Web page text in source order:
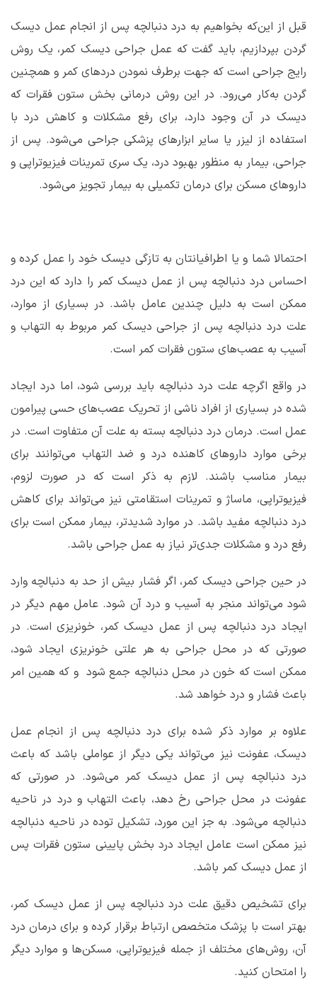
قبل از این‌که بخواهیم به درد دنبالچه پس از انجام عمل دیسک
گردن بپردازیم، باید گفت که عمل جراحی دیسک کمر، یک روش
رایج جراحی است که جهت برطرف نمودن دردهای کمر و همچنین
گردن به‌کار می‌رود. در این روش درمانی بخش ستون فقرات که
دیسک در آن وجود دارد، برای رفع مشکلات و کاهش درد با
استفاده از لیزر یا سایر ابزارهای پزشکی جراحی می‌شود. پس از
جراحی، بیمار به منظور بهبود درد، یک سری تمرینات فیزیوتراپی و
داروهای مسکن برای درمان تکمیلی به بیمار تجویز می‌شود.
احتمالا شما و یا اطرافیانتان به تازگی دیسک خود را عمل کرده و
احساس درد دنبالچه پس از عمل دیسک کمر را دارد که این درد
ممکن است به دلیل چندین عامل باشد. در بسیاری از موارد،
علت درد دنبالچه پس از جراحی دیسک کمر مربوط به التهاب و
آسیب به عصب‌های ستون فقرات کمر است.
در واقع اگرچه علت درد دنبالچه باید بررسی شود، اما درد ایجاد
شده در بسیاری از افراد ناشی از تحریک‌ عصب‌های حسی پیرامون
عمل است. درمان درد دنبالچه بسته به علت آن متفاوت است. در
برخی موارد داروهای کاهنده درد و ضد التهاب می‌توانند برای
بیمار مناسب باشند. لازم به ذکر است که در صورت لزوم،
فیزیوتراپی، ماساژ و تمرینات استقامتی نیز می‌تواند برای کاهش
درد دنبالچه مفید باشد. در موارد شدیدتر، بیمار ممکن است برای
رفع درد و مشکلات جدی‌تر نیاز به عمل جراحی باشد.
در حین جراحی دیسک کمر، اگر فشار بیش از حد به دنبالچه وارد
شود می‌تواند منجر به آسیب و درد آن شود. عامل مهم دیگر در
ایجاد درد دنبالچه پس از عمل دیسک کمر، خونریزی است. در
صورتی که در محل جراحی به هر علتی خونریزی ایجاد شود،
ممکن است که خون در محل دنبالچه جمع شود و که همین امر
باعث فشار و درد خواهد شد.
علاوه بر موارد ذکر شده برای درد دنبالچه پس از انجام عمل
دیسک، عفونت نیز می‌تواند یکی دیگر از عواملی باشد که باعث
درد دنبالچه پس از عمل دیسک کمر می‌شود. در صورتی که
عفونت در محل جراحی رخ دهد، باعث التهاب و درد در ناحیه
دنبالچه می‌شود. به جز این مورد، تشکیل توده در ناحیه دنبالچه
نیز ممکن است عامل ایجاد درد بخش پایینی ستون فقرات پس
از عمل دیسک کمر باشد.
برای تشخیص دقیق علت درد دنبالچه پس از عمل دیسک کمر،
بهتر است با پزشک متخصص ارتباط برقرار کرده و برای درمان درد
آن، روش‌های مختلف از جمله فیزیوتراپی، مسکن‌ها و موارد دیگر
را امتحان کنید.